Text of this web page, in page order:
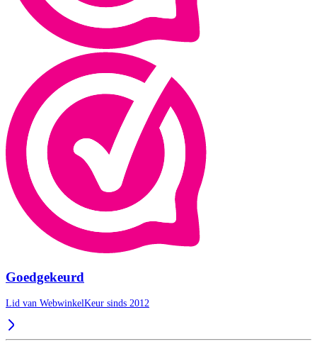
Goedgekeurd
Lid van WebwinkelKeur sinds 2012